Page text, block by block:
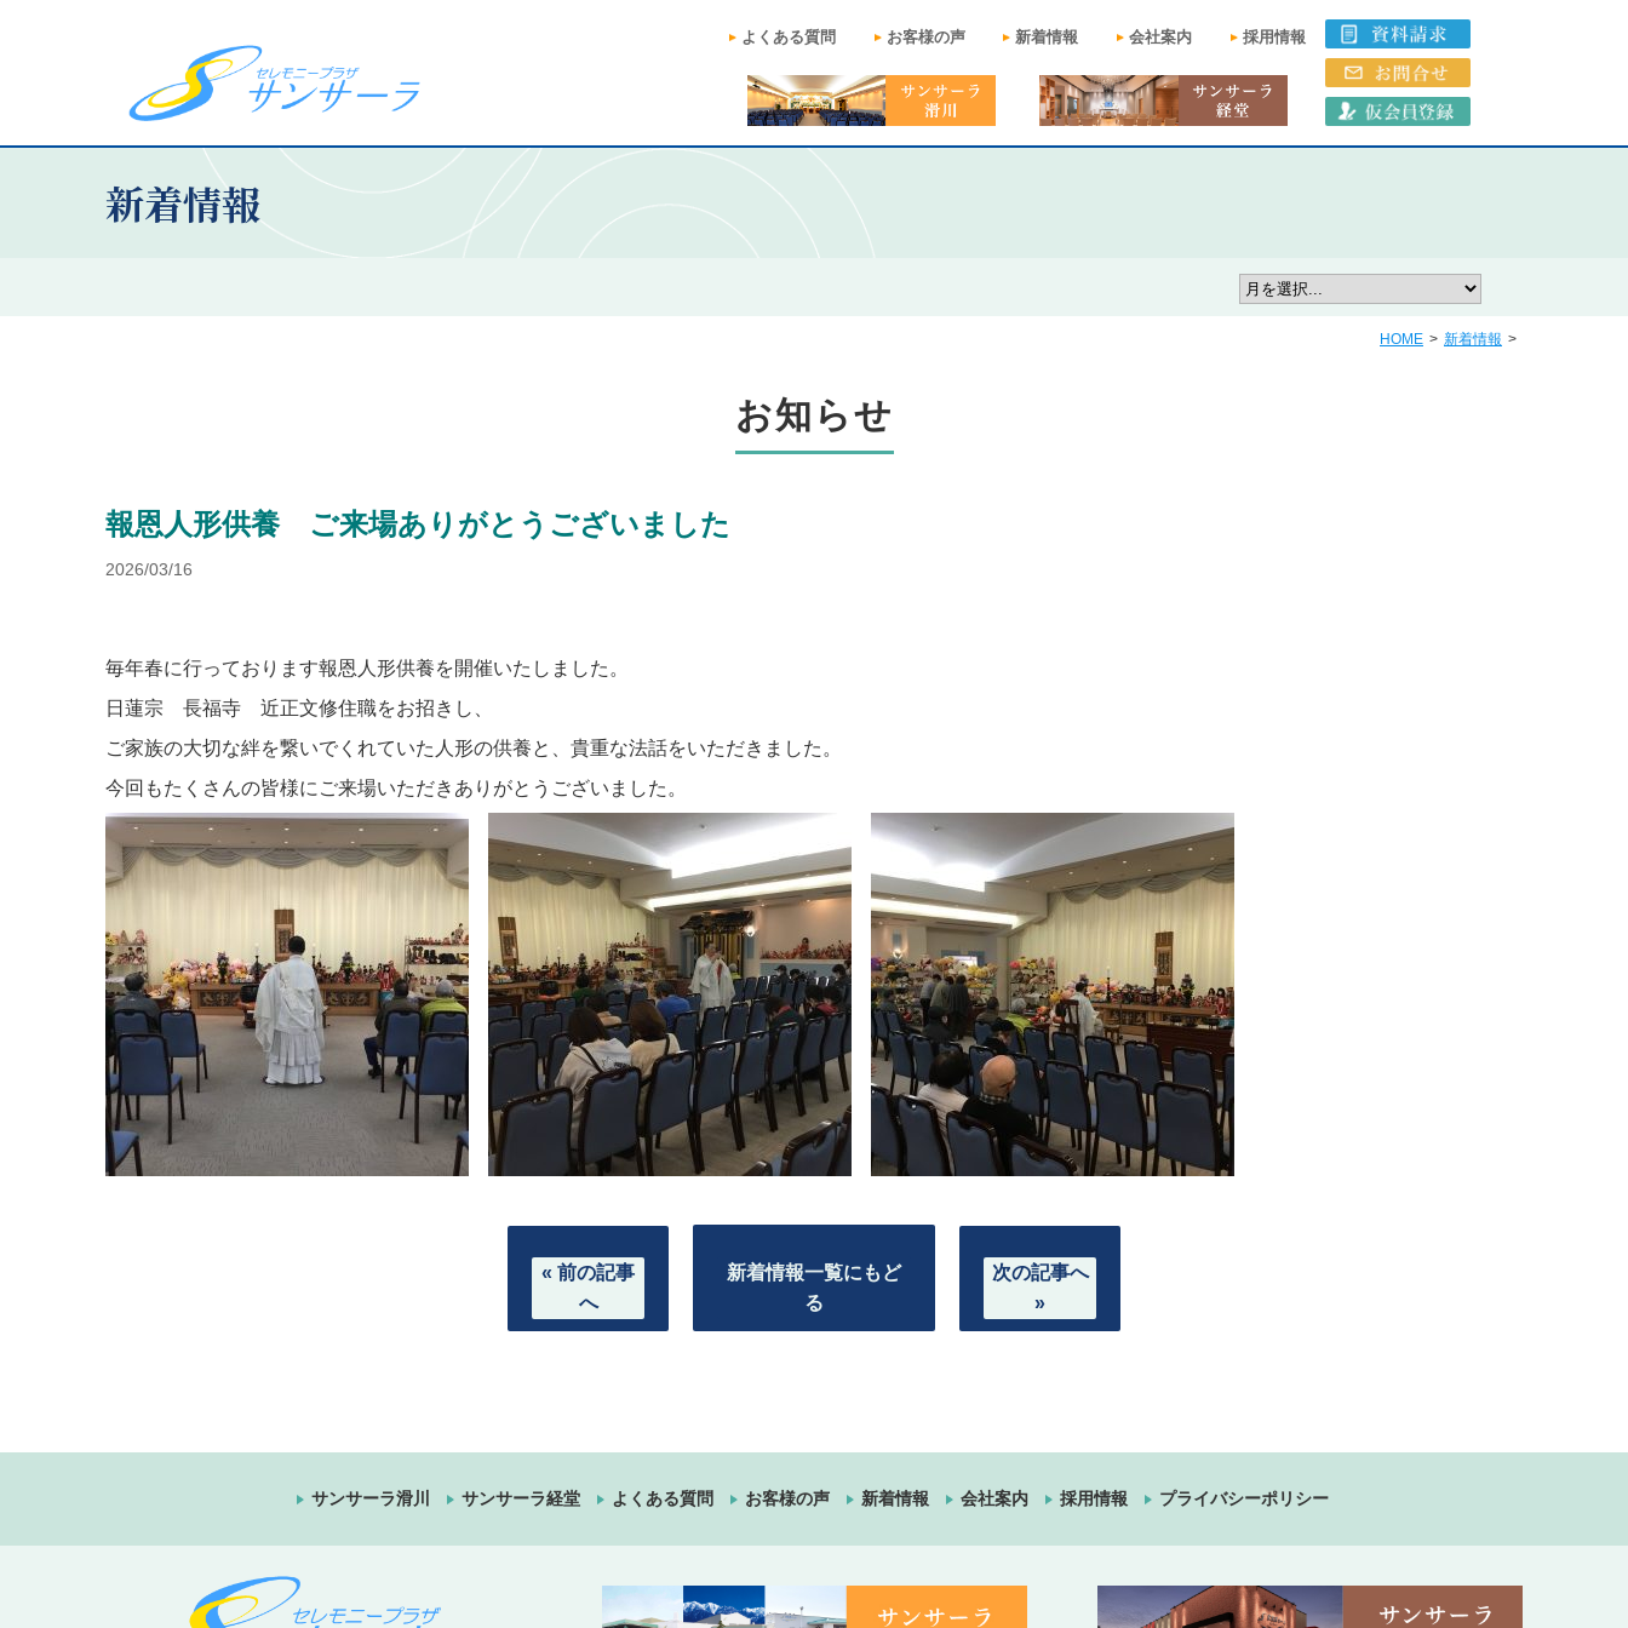
よくある質問 お客様の声 新着情報 会社案内 採用情報
新着情報
HOME > 新着情報 >
お知らせ
報恩人形供養 ご来場ありがとうございました
2026/03/16
毎年春に行っております報恩人形供養を開催いたしました。
日蓮宗 長福寺 近正文修住職をお招きし、
ご家族の大切な絆を繋いでくれていた人形の供養と、貴重な法話をいただきました。
今回もたくさんの皆様にご来場いただきありがとうございました。
« 前の記事
へ
新着情報一覧にもど
る
次の記事へ
»
サンサーラ滑川 サンサーラ経堂 よくある質問 お客様の声 新着情報 会社案内 採用情報 プライバシーポリシー